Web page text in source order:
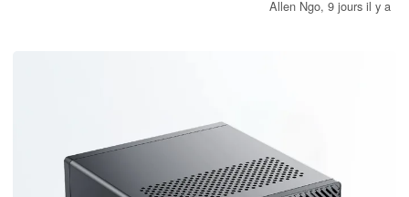
tout en répondant à bon nombre des préoccupations courantes.
Allen Ngo, 9 jours il y a